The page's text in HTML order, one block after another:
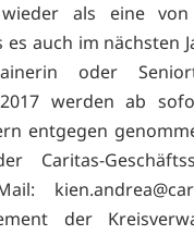
wieder als eine
es auch im nächsten
oder
werden ab
entgegen
Caritas-
der